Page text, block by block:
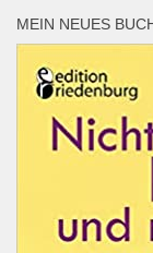
MEIN NEUES